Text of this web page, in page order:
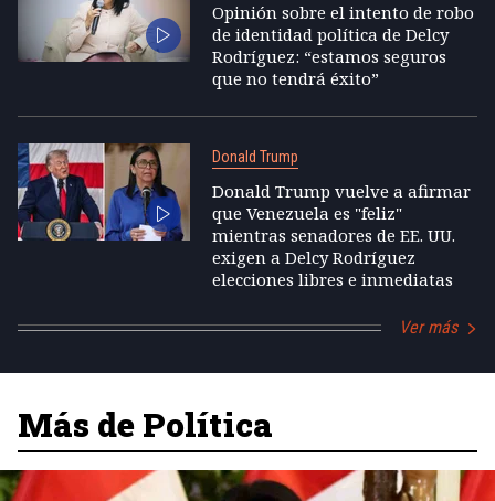
Opinión sobre el intento de robo
de identidad política de Delcy
Rodríguez: “estamos seguros
que no tendrá éxito”
Donald Trump
Donald Trump vuelve a afirmar
que Venezuela es "feliz"
mientras senadores de EE. UU.
exigen a Delcy Rodríguez
elecciones libres e inmediatas
Ver más
Más de Política